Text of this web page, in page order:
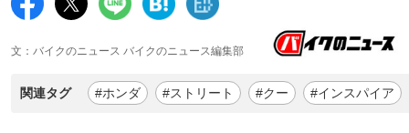
文：バイクのニュース バイクのニュース編集部
関連タグ #ホンダ #ストリート #クー #インスパイア